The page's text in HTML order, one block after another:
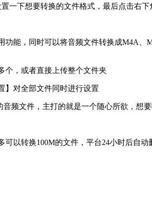
一下想要转换的文件格式，最后点击右
能，同时可以将音频文件转换成M4A
个，或者直接上传整个文件夹
】对全部文件同时进行设置
频文件，主打的就是一个随心所欲，想
以转换100M的文件，平台24小时后自